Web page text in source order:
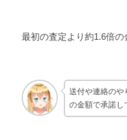
最初の査定より約1.6倍の
送付や連絡のや
の金額で承諾し